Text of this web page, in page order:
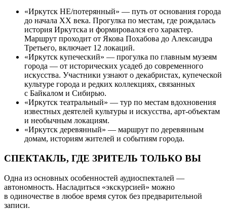
«Иркутск НЕ/потерянный» — путь от основания города
до начала ХХ века. Прогулка по местам, где рождалась
история Иркутска и формировался его характер.
Маршрут проходит от Якова Похабова до Александра
Третьего, включает 12 локаций.
«Иркутск купеческий» — прогулка по главным музеям
города — от исторических усадеб до современного
искусства. Участники узнают о декабристах, купеческой
культуре города и редких коллекциях, связанных
с Байкалом и Сибирью.
«Иркутск театральный» — тур по местам вдохновения
известных деятелей культуры и искусства, арт-объектам
и необычным локациям.
«Иркутск деревянный» — маршрут по деревянным
домам, историям жителей и событиям города.
СПЕКТАКЛЬ, ГДЕ ЗРИТЕЛЬ ТОЛЬКО ВЫ
Одна из основных особенностей аудиоспекталей —
автономность. Насладиться «экскурсией» можно
в одиночестве в любое время суток без предварительной
записи.